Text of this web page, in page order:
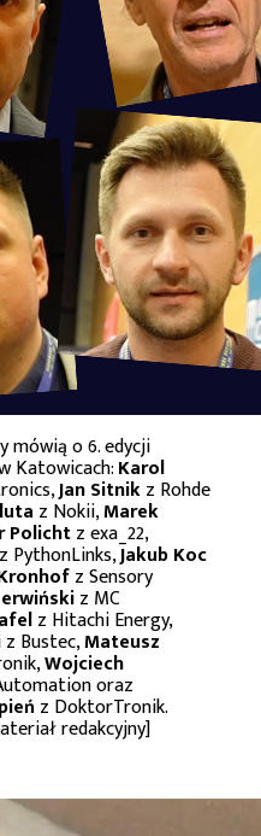
mówią o 6. edycji
Katowicach:Karol
Jan Sitnikz Rohde
z Nokii,Marek
Polichtz exa_22,
z PythonLinks,Jakub Koc
z Sensory
z MC
z Hitachi Energy,
z Bustec,Mateusz
Wojciech
oraz
z DoktorTronik.
redakcyjny]